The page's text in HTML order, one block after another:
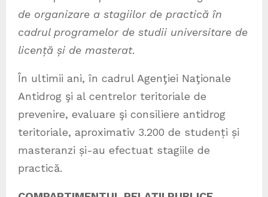
de organizare a stagiilor de practică în
cadrul programelor de studii universitare de
licență și de masterat.
În ultimii ani, în cadrul Agenţiei Naţionale
Antidrog şi al centrelor teritoriale de
prevenire, evaluare şi consiliere antidrog
teritoriale, aproximativ 3.200 de studenți și
masteranzi și-au efectuat stagiile de
practică.